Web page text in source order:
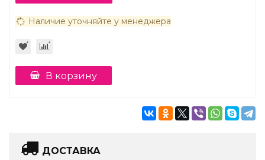
Наличие уточняйте у менеджера
В корзину
ДОСТАВКА